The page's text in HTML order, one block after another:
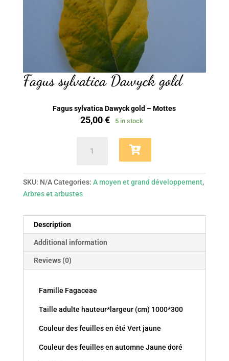
Fagus sylvatica Dawyck gold
Fagus sylvatica Dawyck gold – Mottes
25,00€ 5 in stock
sylvatica
gold
SKU: N/A Categories: A moyen et grand développement,
Arbres et arbustes
Description
Additional information
Reviews (0)
Famille Fagaceae
Taille adulte hauteur*largeur (cm) 1000*300
Couleur des feuilles en été Vert jaune
Couleur des feuilles en automne Jaune doré